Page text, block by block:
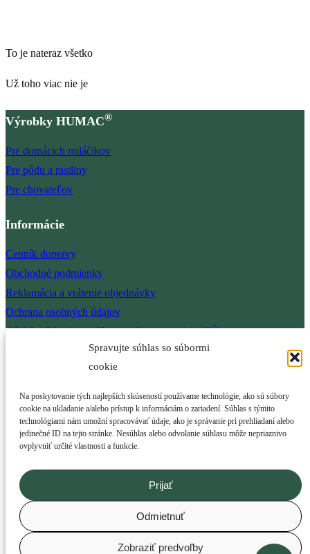
Spravujte súhlas so súbormi
cookie
Na poskytovanie tých najlepších skúseností používame technológie, ako sú súbory
cookie na ukladanie a/alebo prístup k informáciám o zariadení. Súhlas s týmito
technológiami nám umožní spracovávať údaje, ako je správanie pri prehliadaní alebo
jedinečné ID na tejto stránke. Nesúhlas alebo odvolanie súhlasu môže nepriaznivo
ovplyvniť určité vlastnosti a funkcie.
Prijať
Odmietnuť
Zobraziť predvoľby
To je nateraz všetko
Už toho viac nie je
Výrobky HUMAC®
Pre domácich miláčikov
Pre pôdu a rastliny
Pre chovateľov
Informácie
Cenník dopravy
Obchodné podmienky
Reklamácia a vrátenie objednávky
Ochrana osobných údajov
GDPR - Zásady používania súborov cookie (EÚ)
Werferova 1, KOŠICE, 040 11, SLOVAKIA
IČO43898327,DIČ2022519477
Registračné číslo krmivárskeho podniku SK 10090, C1V, E
číslo 436 zo dňa 9.5.2019
Copyright 2026 - OceanWP Theme by OceanWP & Shopify
Informácie pre farmárov, chovateľov, pestovateľov a